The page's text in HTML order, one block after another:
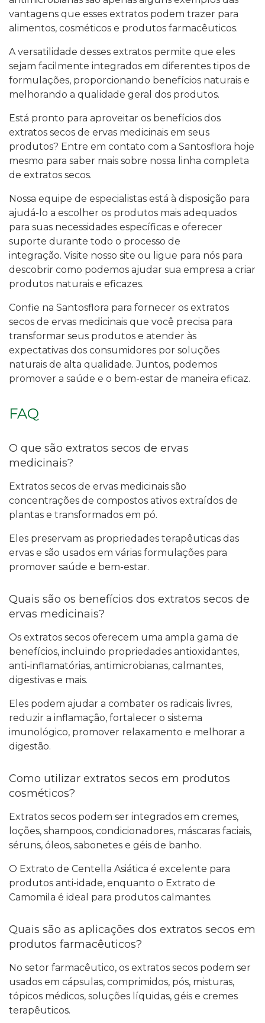
vantagens que esses extratos podem trazer para
alimentos, cosméticos e produtos farmacêuticos.
A versatilidade desses extratos permite que eles
sejam facilmente integrados em diferentes tipos de
formulações, proporcionando benefícios naturais e
melhorando a qualidade geral dos produtos.
Está pronto para aproveitar os benefícios dos
extratos secos de ervas medicinais em seus
produtos? Entre em contato com a Santosflora hoje
mesmo para saber mais sobre nossa linha completa
de extratos secos.
Nossa equipe de especialistas está à disposição para
ajudá-lo a escolher os produtos mais adequados
para suas necessidades específicas e oferecer
suporte durante todo o processo de
integração. Visite nosso site ou ligue para nós para
descobrir como podemos ajudar sua empresa a criar
produtos naturais e eficazes.
Confie na Santosflora para fornecer os extratos
secos de ervas medicinais que você precisa para
transformar seus produtos e atender às
expectativas dos consumidores por soluções
naturais de alta qualidade. Juntos, podemos
promover a saúde e o bem-estar de maneira eficaz.
FAQ
O que são extratos secos de ervas
medicinais?
Extratos secos de ervas medicinais são
concentrações de compostos ativos extraídos de
plantas e transformados em pó.
Eles preservam as propriedades terapêuticas das
ervas e são usados em várias formulações para
promover saúde e bem-estar.
Quais são os benefícios dos extratos secos de
ervas medicinais?
Os extratos secos oferecem uma ampla gama de
benefícios, incluindo propriedades antioxidantes,
anti-inflamatórias, antimicrobianas, calmantes,
digestivas e mais.
Eles podem ajudar a combater os radicais livres,
reduzir a inflamação, fortalecer o sistema
imunológico, promover relaxamento e melhorar a
digestão.
Como utilizar extratos secos em produtos
cosméticos?
Extratos secos podem ser integrados em cremes,
loções, shampoos, condicionadores, máscaras faciais,
séruns, óleos, sabonetes e géis de banho.
O Extrato de Centella Asiática é excelente para
produtos anti-idade, enquanto o Extrato de
Camomila é ideal para produtos calmantes.
Quais são as aplicações dos extratos secos em
produtos farmacêuticos?
No setor farmacêutico, os extratos secos podem ser
usados em cápsulas, comprimidos, pós, misturas,
tópicos médicos, soluções líquidas, géis e cremes
terapêuticos.